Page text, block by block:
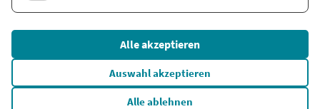
© 2026 Company Info
Impressum
Alle akzeptieren
Auswahl akzeptieren
Alle ablehnen